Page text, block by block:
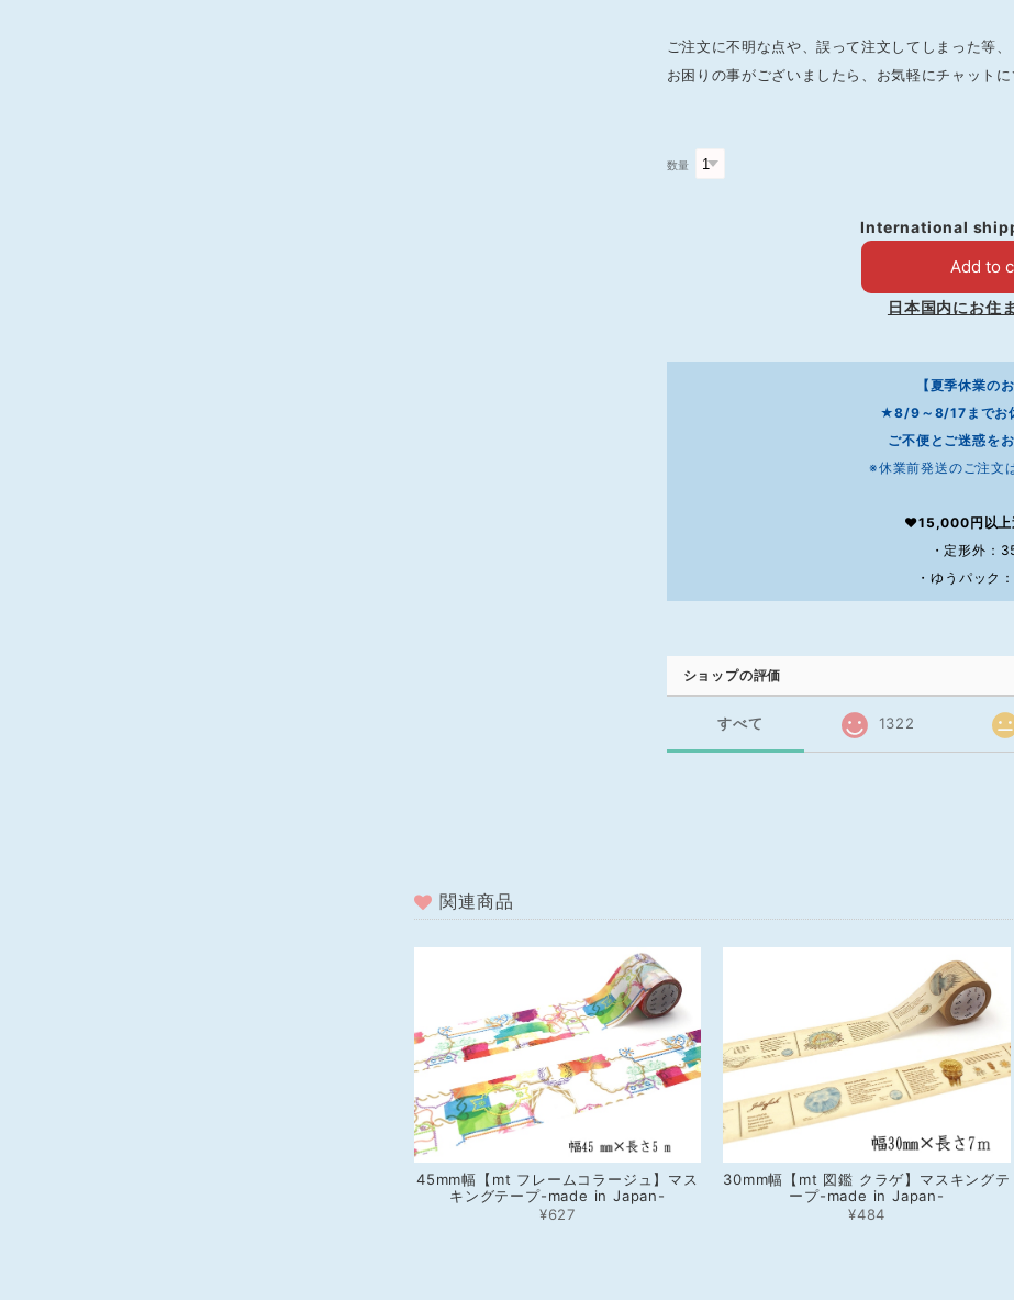
ご注文に不明な点や、誤って注文してしまった等、
お困りの事がございましたら、お気軽にチャットに
数量
International
Add to
日本国内にお住
【夏季休業の
★8/9～8/17までお
ご不便とご迷惑を
※休業前発送のご注文
❤15,000円以上
・定形外：
・ゆうパック
ショップの評価
すべて 1322
関連商品
45mm幅【mt フレームコラージュ】マス
キングテープ-made in Japan-
¥627
30mm幅【mt 図鑑 クラゲ】マスキングテ
ープ-made in Japan-
¥484